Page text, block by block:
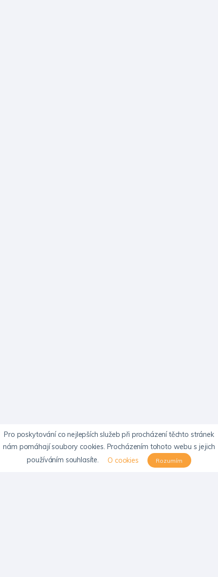
Pro poskytování co nejlepších služeb při procházení těchto stránek
nám pomáhají soubory cookies. Procházením tohoto webu s jejich
používáním souhlasíte.
O cookies Rozumím